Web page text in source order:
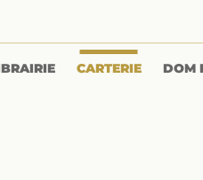
CARTERIE DOM